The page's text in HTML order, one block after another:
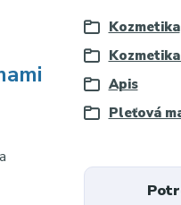
Kozmetika
Apis
Pleťová